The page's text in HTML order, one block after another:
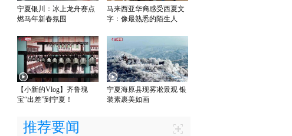
宁夏银川：冰上龙舟赛点
燃马年新春氛围
马来西亚华裔感受西夏文
字：像最熟悉的陌生人
【小新的Vlog】齐鲁瑰
宝“出差”到宁夏！
宁夏海原县现雾凇景观 银
装素裹美如画
推荐要闻